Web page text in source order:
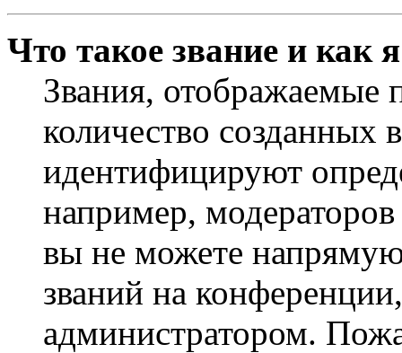
Что такое звание и как
Звания,
количество
идентифицируют
например,
вы не можете
званий на
администратором.